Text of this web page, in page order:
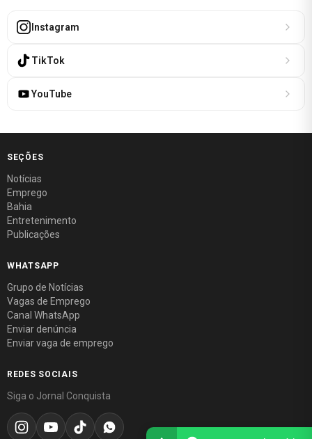
Instagram
TikTok
YouTube
SEÇÕES
Notícias
Emprego
Bahia
Entretenimento
Publicações
WHATSAPP
Grupo de Notícias
Vagas de Emprego
Canal WhatsApp
Enviar denúncia
Enviar vaga de emprego
REDES SOCIAIS
Siga o Jornal Conquista